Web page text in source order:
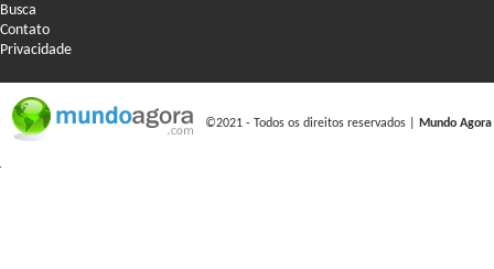
Busca
Contato
Privacidade
©2021 - Todos os direitos reservados | Mundo Agora